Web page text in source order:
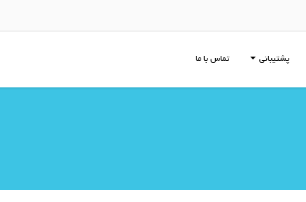
پشتیبانی تماس با ما